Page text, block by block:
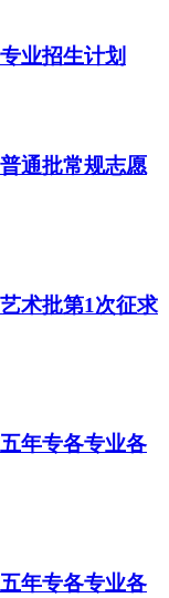
业招生计划
通批常规志愿
术批第1次征求
年专各专业各
年专各专业各